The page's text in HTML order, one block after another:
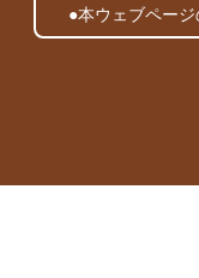
●本ウェブペー